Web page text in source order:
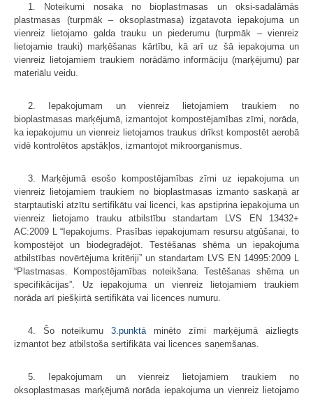
1. Noteikumi nosaka no bioplastmasas un oksi-sadalāmās
plastmasas (turpmāk – oksoplastmasa) izgatavota iepakojuma un
vienreiz lietojamo galda trauku un piederumu (turpmāk – vienreiz
lietojamie trauki) marķēšanas kārtību, kā arī uz šā iepakojuma un
vienreiz lietojamiem traukiem norādāmo informāciju (marķējumu) par
materiālu veidu.
2. Iepakojumam un vienreiz lietojamiem traukiem no
bioplastmasas marķējumā, izmantojot kompostējamības zīmi, norāda,
ka iepakojumu un vienreiz lietojamos traukus drīkst kompostēt aerobā
vidē kontrolētos apstākļos, izmantojot mikroorganismus.
3. Marķējumā esošo kompostējamības zīmi uz iepakojuma un
vienreiz lietojamiem traukiem no bioplastmasas izmanto saskaņā ar
starptautiski atzītu sertifikātu vai licenci, kas apstiprina iepakojuma un
vienreiz lietojamo trauku atbilstību standartam LVS EN 13432+
AC:2009 L “Iepakojums. Prasības iepakojumam resursu atgūšanai, to
kompostējot un biodegradējot. Testēšanas shēma un iepakojuma
atbilstības novērtējuma kritēriji” un standartam LVS EN 14995:2009 L
“Plastmasas. Kompostējamības noteikšana. Testēšanas shēma un
specifikācijas”. Uz iepakojuma un vienreiz lietojamiem traukiem
norāda arī piešķirtā sertifikāta vai licences numuru.
4. Šo noteikumu3.punktā minēto zīmi marķējumā aizliegts
izmantot bez atbilstoša sertifikāta vai licences saņemšanas.
5. Iepakojumam un vienreiz lietojamiem traukiem no
oksoplastmasas marķējumā norāda iepakojuma un vienreiz lietojamo